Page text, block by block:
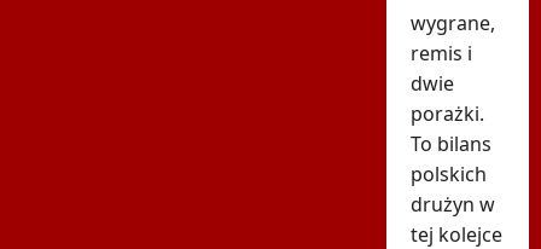
wygrane,
remis i
dwie
porażki.
To bilans
polskich
drużyn w
tej kolejce